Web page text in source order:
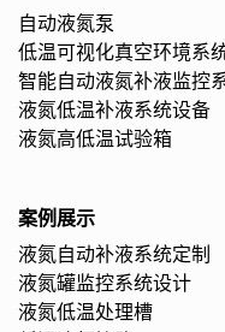
自动液氮泵
低温可视化真空环境系
智能自动液氮补液监控
液氮低温补液系统设备
液氮高低温试验箱
案例展示
液氮自动补液系统定制
液氮罐监控系统设计
液氮低温处理槽